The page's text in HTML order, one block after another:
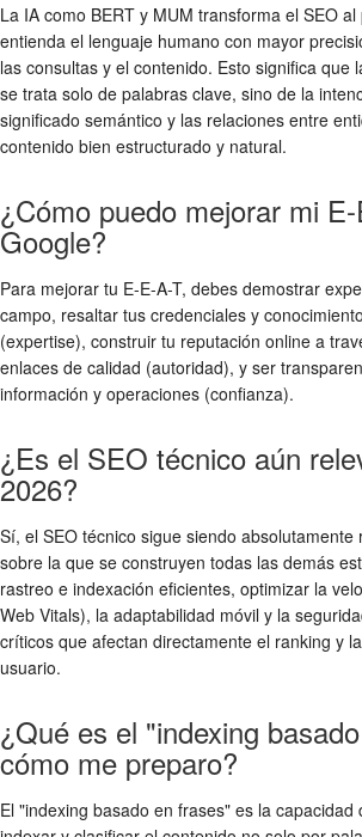
La IA como BERT y MUM transforma el SEO
entienda el lenguaje humano con mayor
las consultas y el contenido. Esto significa que
se trata solo de palabras clave, sino de la
significado semántico y las relaciones entre
contenido bien estructurado y natural.
¿Cómo puedo mejorar mi
Google?
Para mejorar tu E-E-A-T, debes demostrar
campo, resaltar tus credenciales y
(expertise), construir tu reputación online a
enlaces de calidad (autoridad), y ser
información y operaciones (confianza).
¿Es el SEO técnico aún
2026?
Sí, el SEO técnico sigue siendo absolutamente
sobre la que se construyen todas las demás
rastreo e indexación eficientes, optimizar la
Web Vitals), la adaptabilidad móvil y la
críticos que afectan directamente el ranking y
usuario.
¿Qué es el "indexing
cómo me preparo?
El "indexing basado en frases" es la capacidad